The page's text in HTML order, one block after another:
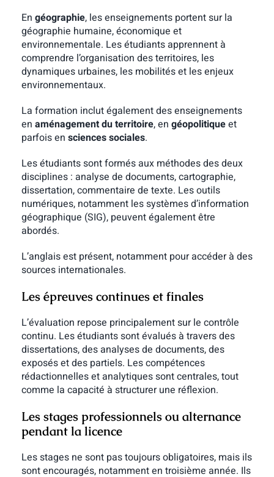
En géographie, les enseignements portent sur la
géographie humaine, économique et
environnementale. Les étudiants apprennent à
comprendre l’organisation des territoires, les
dynamiques urbaines, les mobilités et les enjeux
environnementaux.
La formation inclut également des enseignements
en aménagement du territoire, en géopolitiqueet
parfois en sciences sociales.
Les étudiants sont formés aux méthodes des deux
disciplines : analyse de documents, cartographie,
dissertation, commentaire de texte. Les outils
numériques, notamment les systèmes d’information
géographique (SIG), peuvent également être
abordés.
L’anglais est présent, notamment pour accéder à des
sources internationales.
Les épreuves continues et finales
L’évaluation repose principalement sur le contrôle
continu. Les étudiants sont évalués à travers des
dissertations, des analyses de documents, des
exposés et des partiels. Les compétences
rédactionnelles et analytiques sont centrales, tout
comme la capacité à structurer une réflexion.
Les stages professionnels ou alternance
pendant la licence
Les stages ne sont pas toujours obligatoires, mais ils
sont encouragés, notamment en troisième année. Ils